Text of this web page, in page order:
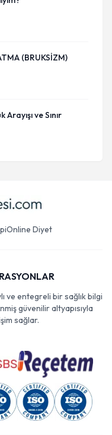
(BRUKSİZM)
ve Sınır
Online Diyet
ve entegreli bir sağlık bilgi
güvenilir altyapısıyla
sağlar.